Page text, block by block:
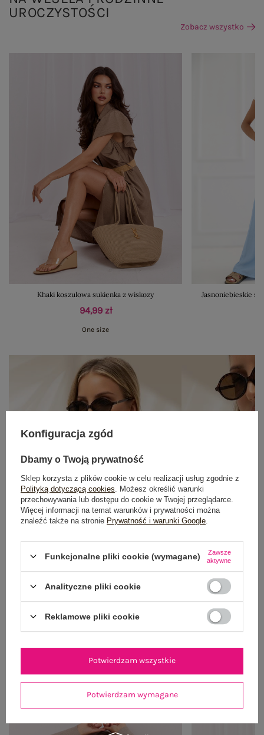
UROCZYSTOŚCI
Zobacz wszystko
Khaki koszulowa sukienka z wiskozy
94,99 zł
One size
Jasnoniebieskie
OUTFIT NA RANDKĘ
Konfiguracja zgód
Dbamy o Twoją prywatność
Sklep korzysta z plików cookie w celu realizacji usług zgodnie z
Polityką dotyczącą cookies . Możesz określić warunki
przechowywania lub dostępu do cookie w Twojej przeglądarce.
Więcej informacji na temat warunków i prywatności można
znaleźć także na stronie Prywatność i warunki Google
Funkcjonalne pliki cookie (wymagane)
Zawsze
aktywne
Analityczne pliki cookie
Reklamowe pliki cookie
Potwierdzam wymagane
Potwierdzam wszystkie